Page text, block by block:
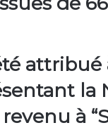
attribué
la
à